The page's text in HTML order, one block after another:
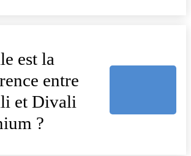
est la
entre
et Divali
?